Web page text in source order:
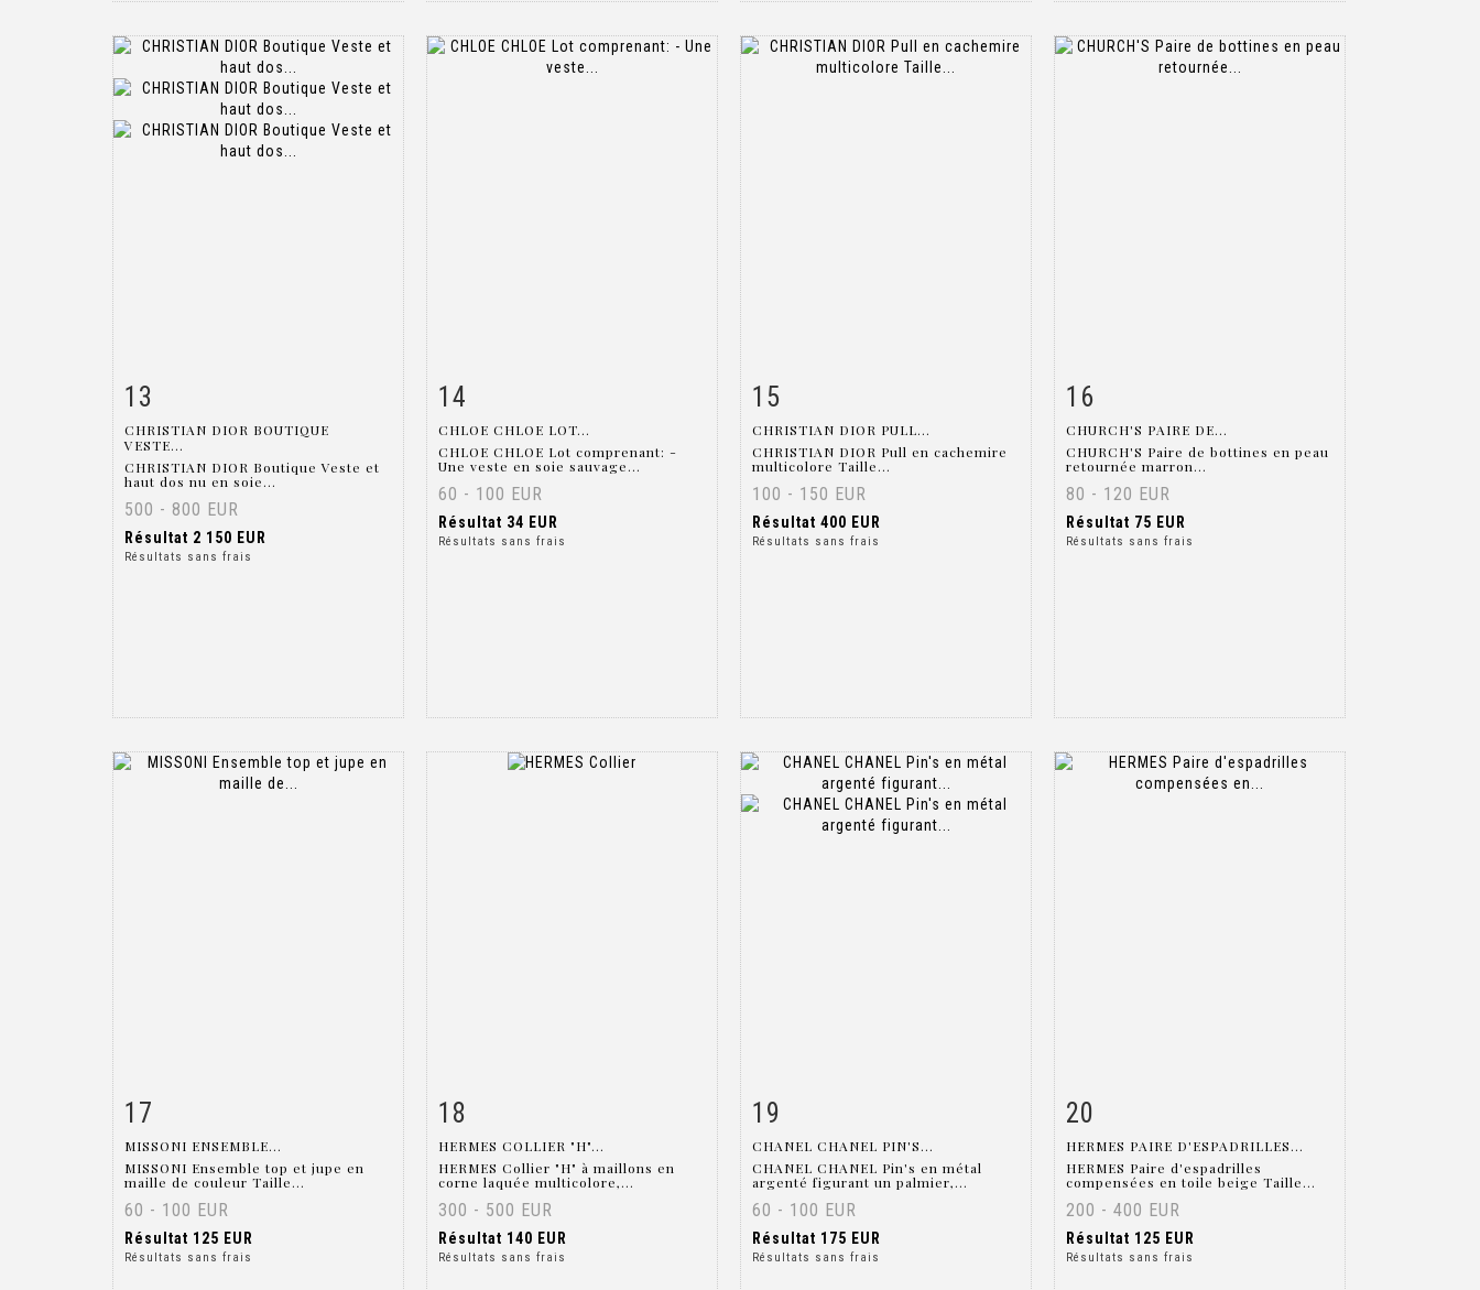
Fiche détaillée
13
CHRISTIAN DIOR BOUTIQUE
VESTE...
CHRISTIAN DIOR Boutique Veste et
haut dos nu en soie...
500 - 800 EUR
Résultat 2 150 EUR
Résultats sans frais
Fiche détaillée
14
CHLOE CHLOE LOT...
CHLOE CHLOE Lot comprenant: -
Une veste en soie sauvage...
60 - 100 EUR
Résultat 34 EUR
Résultats sans frais
Fiche détaillée
15
CHRISTIAN DIOR PULL...
CHRISTIAN DIOR Pull en cachemire
multicolore Taille...
100 - 150 EUR
Résultat 400 EUR
Résultats sans frais
Fiche détaillée
16
CHURCH'S PAIRE DE...
CHURCH'S Paire de bottines en peau
retournée marron...
80 - 120 EUR
Résultat 75 EUR
Résultats sans frais
Fiche détaillée
17
MISSONI ENSEMBLE...
MISSONI Ensemble top et jupe en
maille de couleur Taille...
60 - 100 EUR
Résultat 125 EUR
Résultats sans frais
Fiche détaillée
18
HERMES COLLIER "H"...
HERMES Collier "H" à maillons en
corne laquée multicolore,...
300 - 500 EUR
Résultat 140 EUR
Résultats sans frais
Fiche détaillée
19
CHANEL CHANEL PIN'S...
CHANEL CHANEL Pin's en métal
argenté figurant un palmier,...
60 - 100 EUR
Résultat 175 EUR
Résultats sans frais
Fiche détaillée
20
HERMES PAIRE D'ESPADRILLES...
HERMES Paire d'espadrilles
compensées en toile beige Taille...
200 - 400 EUR
Résultat 125 EUR
Résultats sans frais